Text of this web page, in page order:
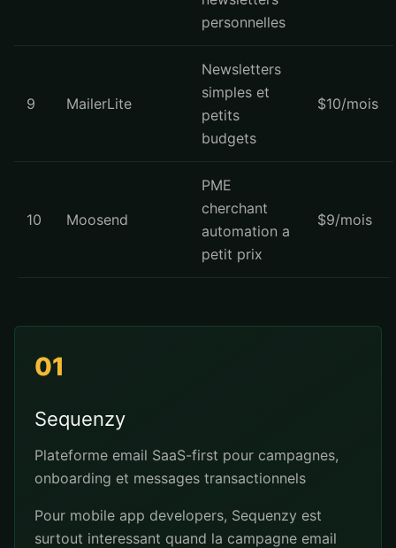
personnelles
9 MailerLite
Newsletters
simples et
petits
budgets
$10/mois
10 Moosend
PME
cherchant
automation a
petit prix
$9/mois
01
Sequenzy
Plateforme email SaaS-first pour campagnes,
onboarding et messages transactionnels
Pour mobile app developers, Sequenzy est
surtout interessant quand la campagne email